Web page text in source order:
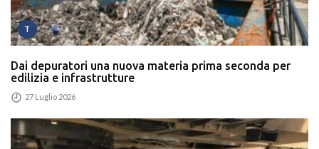
T
Dai depuratori una nuova materia prima seconda per
edilizia e infrastrutture
27 Luglio 2026